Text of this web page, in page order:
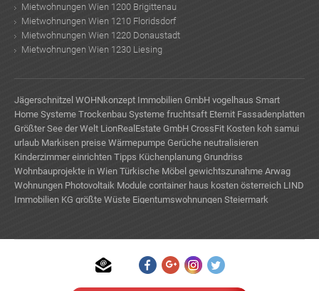
Mietwohnungen Wien 1200 Brigittenau
Mietwohnungen Wien 1210 Floridsdorf
Mietwohnungen Wien 1220 Donaustadt
Mietwohnungen Wien 1230 Liesing
Jägerschnitzel WOHNkonzept Immobilien GmbH vogelhaus Smart
Home Systeme Trockenbau Systeme fruchtsaft Eternit Fassadenplatten
Größter See der Welt LionRealEstate GmbH CrossFit Kosten koh samui
urlaub Markisen preise Wärmepumpe Gerüche neutralisieren
Kinderzimmer einrichten Tipps Küchenplanung Grundriss
Wohnbauprojekte in Wien Türkische Möbel gewichtszunahme Arwag
Wohnungen Photovoltaik Module container haus kosten österreich LIND
Immobilien KG größte Wüste Eigentumswohnungen Steiermark